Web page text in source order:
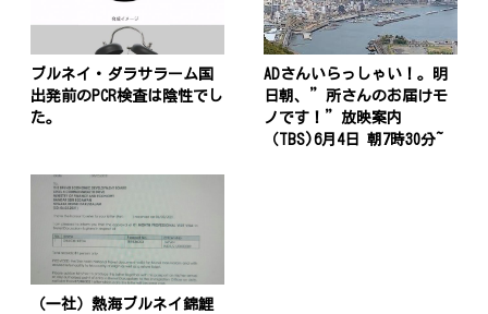
ブルネイ・ダラサラーム国
出発前のPCR検査は陰性でし
た。
ADさんいらっしゃい！。明
日朝、”所さんのお届けモ
ノです！”放映案内
（TBS)6月4日 朝7時30分~
（一社）熱海ブルネイ錦鯉